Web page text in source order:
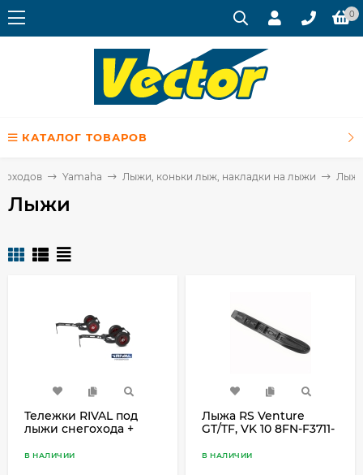
0
КАТАЛОГ ТОВАРОВ
Yamaha Лыжи, коньки лыж, накладки на лыжи
Лыжи
Тележки RIVAL под
лыжи снегохода +
В НАЛИЧИИ
Лыжа RS Venture
GT/TF, VK 10 8FN-F3711-
В НАЛИЧИИ